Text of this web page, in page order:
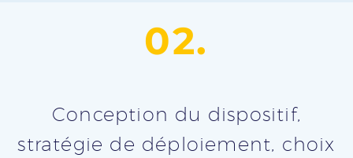
02.
Conception du dispositif,
stratégie de déploiement, choix